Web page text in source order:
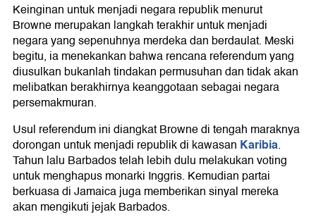
Keinginan untuk menjadi negara republik menurut
Browne merupakan langkah terakhir untuk menjadi
negara yang sepenuhnya merdeka dan berdaulat. Meski
begitu, ia menekankan bahwa rencana referendum yang
diusulkan bukanlah tindakan permusuhan dan tidak akan
melibatkan berakhirnya keanggotaan sebagai negara
persemakmuran.
Usul referendum ini diangkat Browne di tengah maraknya
dorongan untuk menjadi republik di kawasan Karibia.
Tahun lalu Barbados telah lebih dulu melakukan voting
untuk menghapus monarki Inggris. Kemudian partai
berkuasa di Jamaica juga memberikan sinyal mereka
akan mengikuti jejak Barbados.